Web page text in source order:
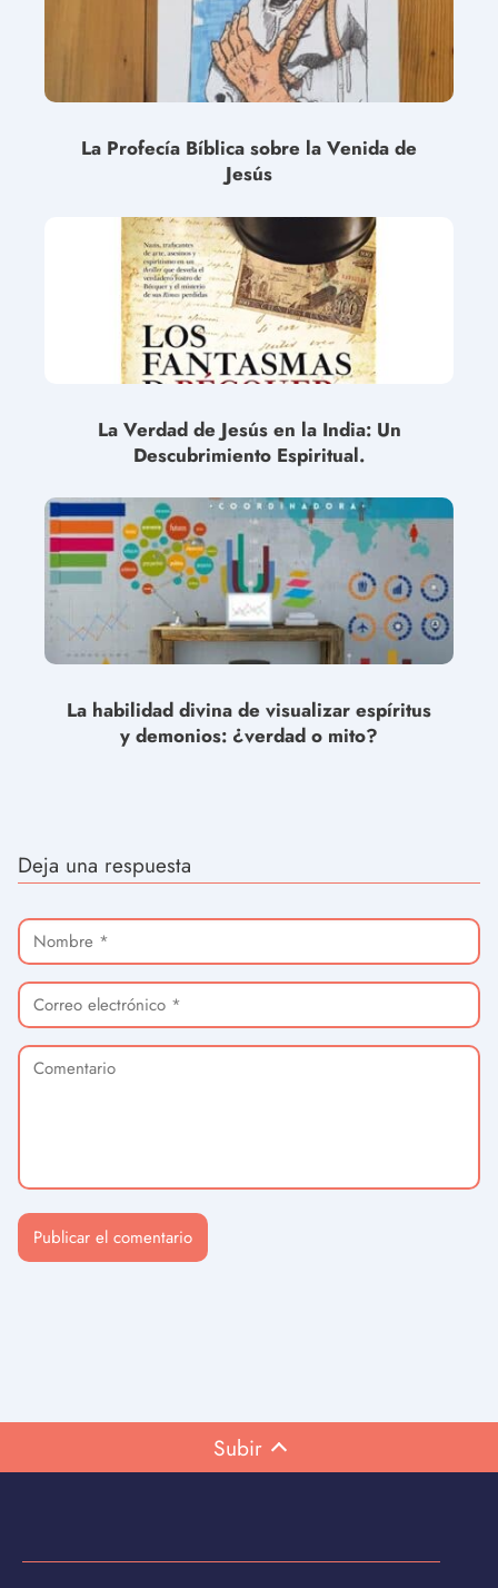
La Profecía Bíblica sobre la Venida de
Jesús
La Verdad de Jesús en la India: Un
Descubrimiento Espiritual.
La habilidad divina de visualizar espíritus
y demonios: ¿verdad o mito?
Deja una respuesta
Subir